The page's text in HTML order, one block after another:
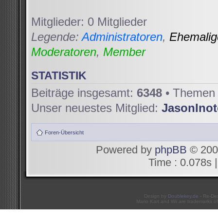
Mitglieder: 0 Mitglieder
Legende:Administratoren,
Moderatoren, Member
STATISTIK
Beiträge insgesamt: 6348 •
Unser neuestes Mitglied:
Foren-Übersicht
Powered by phpBB ©
Time : 0.078s
Design by Doublekey.de - Re-
Mario Kart and Wii are trademarks